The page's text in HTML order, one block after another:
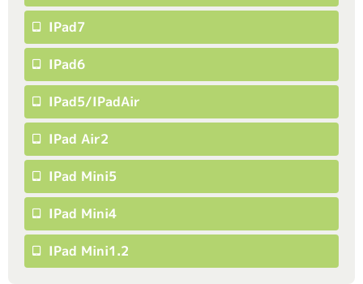
IPad7
IPad6
IPad5/iPadAir
IPad Air2
IPad Mini5
IPad Mini4
IPad Mini1.2